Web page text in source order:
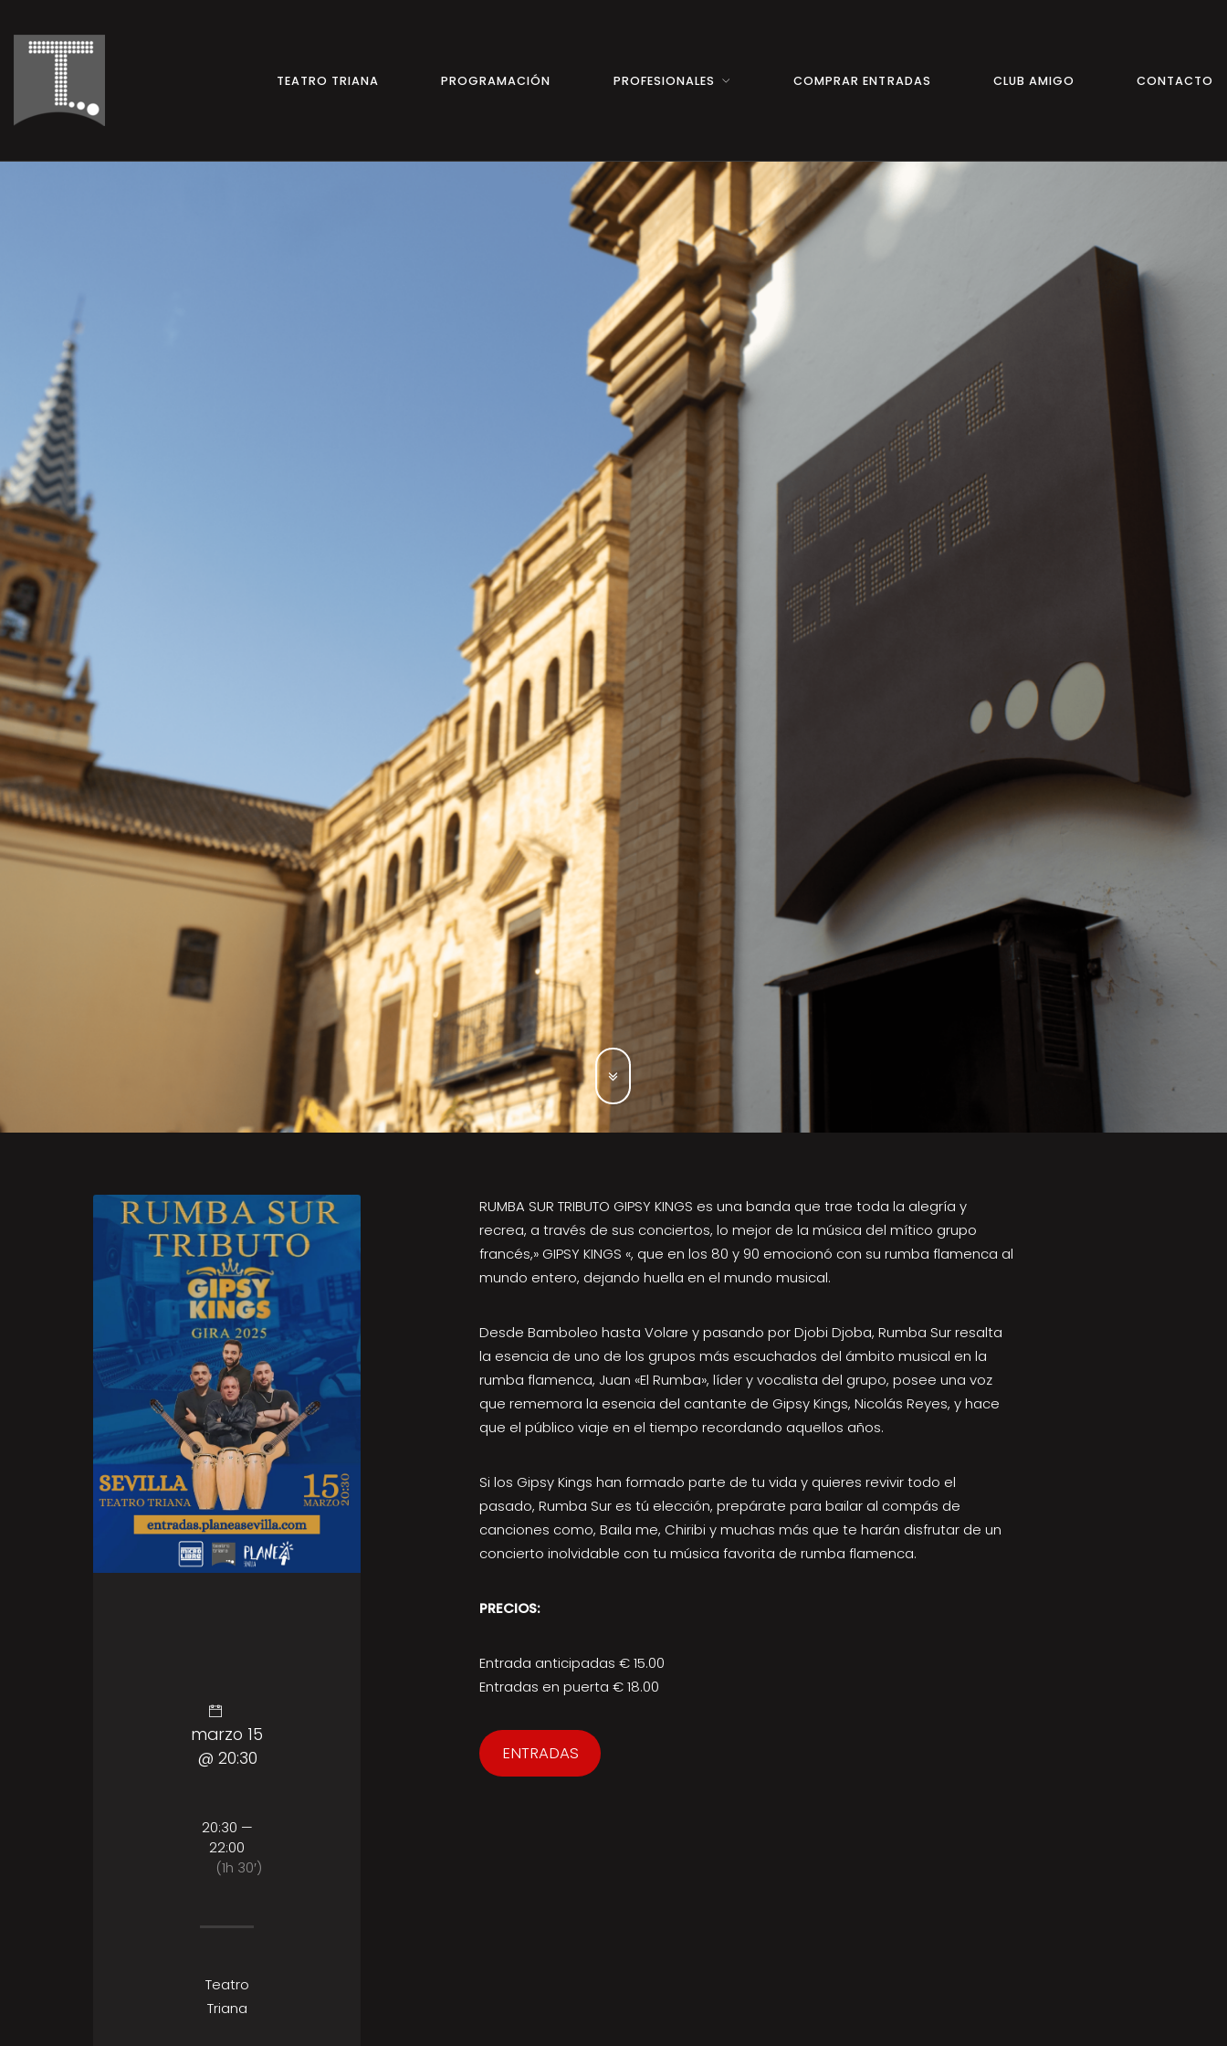
TEATRO TRIANA PROGRAMACIÓN PROFESIONALES COMPRAR ENTRADAS CLUB AMIGO CONTACTO
RUMBA SUR TRIBUTO GIPSY KINGS es una banda que trae toda la alegría y
recrea, a través de sus conciertos, lo mejor de la música del mítico grupo
francés,» GIPSY KINGS «, que en los 80 y 90 emocionó con su rumba flamenca al
mundo entero, dejando huella en el mundo musical.
Desde Bamboleo hasta Volare y pasando por Djobi Djoba, Rumba Sur resalta
la esencia de uno de los grupos más escuchados del ámbito musical en la
rumba flamenca, Juan «El Rumba», líder y vocalista del grupo, posee una voz
que rememora la esencia del cantante de Gipsy Kings, Nicolás Reyes, y hace
que el público viaje en el tiempo recordando aquellos años.
Si los Gipsy Kings han formado parte de tu vida y quieres revivir todo el
pasado, Rumba Sur es tú elección, prepárate para bailar al compás de
canciones como, Baila me, Chiribi y muchas más que te harán disfrutar de un
concierto inolvidable con tu música favorita de rumba flamenca.
PRECIOS:
Entrada anticipadas € 15.00
Entradas en puerta € 18.00
ENTRADAS
marzo 15
@ 20:30
20:30 —
22:00
(1h 30′)
Teatro
Triana